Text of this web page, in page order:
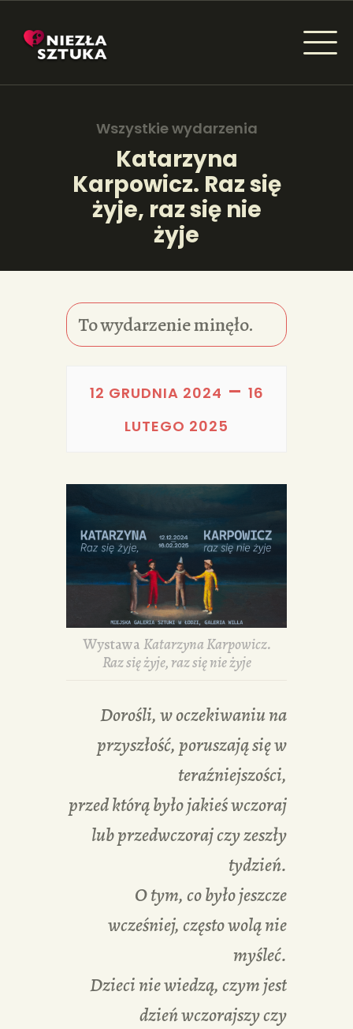
Wszystkie wydarzenia
Katarzyna
Karpowicz. Raz się
żyje, raz się nie
żyje
NIEZŁA SZTUKA - NEWSY
AKTUALNOŚCI
WYDARZENIA
KSIĄŻKI
REDAKCJA
To wydarzenie minęło.
12 GRUDNIA 2024 – 16
LUTEGO 2025
WystawaKatarzyna Karpowicz.
Raz się żyje, raz się nie żyje
Dorośli, w oczekiwaniu na
przyszłość, poruszają się w
teraźniejszości,
przed którą było jakieś wczoraj
lub przedwczoraj czy zeszły
tydzień.
O tym, co było jeszcze
wcześniej, często wolą nie
myśleć.
Dzieci nie wiedzą, czym jest
dzień wczorajszy czy